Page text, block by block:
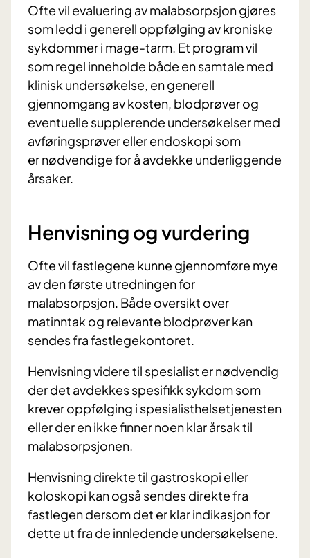
Ofte vil evaluering av malabsorpsjon gjøres
som ledd i generell oppfølging av kroniske
sykdommer i mage-tarm. Et program vil
som regel inneholde både en samtale med
klinisk undersøkelse, en generell
gjennomgang av kosten, blodprøver og
eventuelle supplerende undersøkelser med
avføringsprøver eller endoskopi som
er nødvendige for å avdekke underliggende
årsaker.
Henvisning og vurdering
Ofte vil fastlegene kunne gjennomføre mye
av den første utredningen for
malabsorpsjon. Både oversikt over
matinntak og relevante blodprøver kan
sendes fra fastlegekontoret.
Henvisning videre til spesialist er nødvendig
der det avdekkes spesifikk sykdom som
krever oppfølging i spesialisthelsetjenesten
eller der en ikke finner noen klar årsak til
malabsorpsjonen.
Henvisning direkte til gastroskopi eller
koloskopi kan også sendes direkte fra
fastlegen dersom det er klar indikasjon for
dette ut fra de innledende undersøkelsene.